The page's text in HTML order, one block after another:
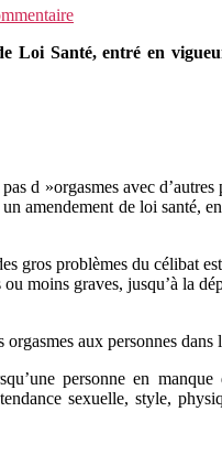
Don
d’orgasme
défaut
Loi Santé, entré en
»orgasmes avec d’autres
amendement de loi santé,
gros problèmes du célibat
moins graves, jusqu’à la
aux personnes dans
personne en manque
sexuelle, style,